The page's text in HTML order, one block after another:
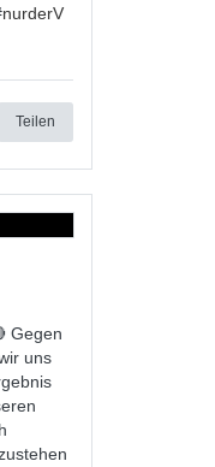
nurderV
Teilen
Gegen
uns